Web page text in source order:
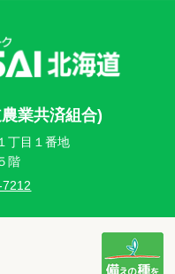
業共済組合)
丁目１番地
階